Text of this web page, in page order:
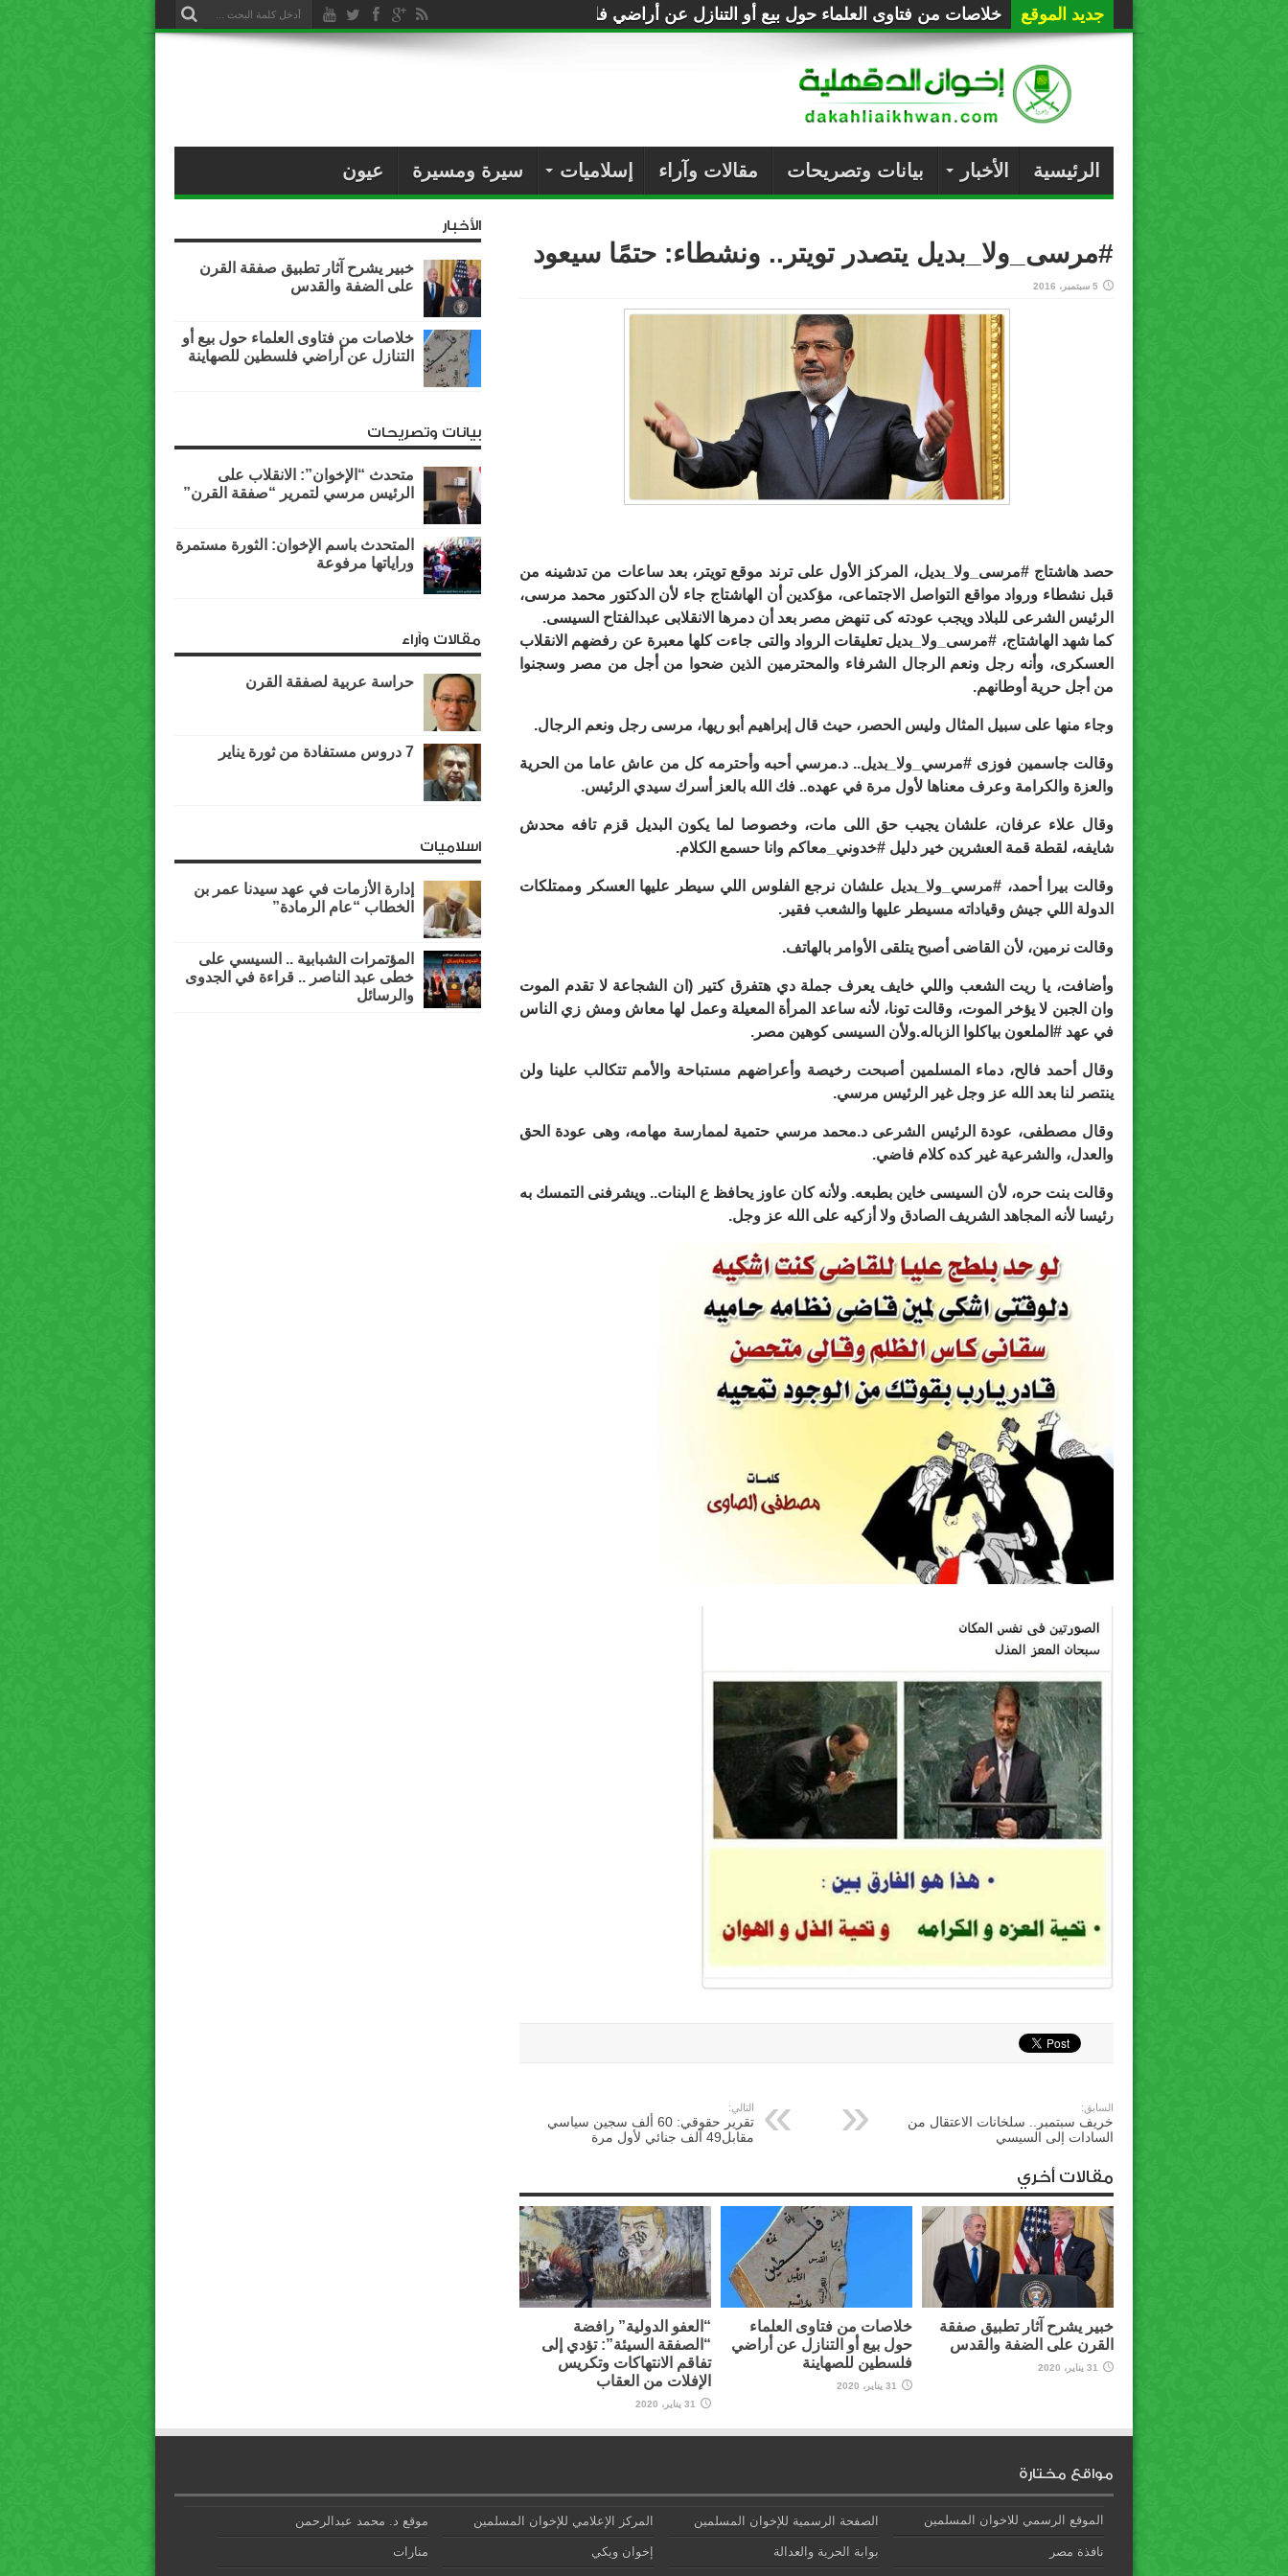
جديد الموقع خلاصات من فتاوى العلماء حول بيع أو التنازل عن أراضي فلسطين للصهاينة
الرئيسية الأخبار بيانات وتصريحات مقالات وآراء إسلاميات سيرة ومسيرة عيون
#مرسى_ولا_بديل يتصدر تويتر.. ونشطاء: حتمًا سيعود
5 سبتمبر، 2016
حصد هاشتاج #مرسى_ولا_بديل، المركز الأول على ترند موقع تويتر، بعد ساعات من تدشينه من
قبل نشطاء ورواد مواقع التواصل الاجتماعى، مؤكدين أن الهاشتاج جاء لأن الدكتور محمد مرسى،
الرئيس الشرعى للبلاد ويجب عودته كى تنهض مصر بعد أن دمرها الانقلابى عبدالفتاح السيسى.
كما شهد الهاشتاج، #مرسى_ولا_بديل تعليقات الرواد والتى جاءت كلها معبرة عن رفضهم الانقلاب
العسكرى، وأنه رجل ونعم الرجال الشرفاء والمحترمين الذين ضحوا من أجل من مصر وسجنوا
من أجل حرية أوطانهم.
وجاء منها على سبيل المثال وليس الحصر، حيث قال إبراهيم أبو ريها، مرسى رجل ونعم الرجال.
وقالت جاسمين فوزى #مرسي_ولا_بديل.. د.مرسي أحبه وأحترمه كل من عاش عاما من الحرية
والعزة والكرامة وعرف معناها لأول مرة في عهده.. فك الله بالعز أسرك سيدي الرئيس.
وقال علاء عرفان، علشان يجيب حق اللى مات، وخصوصا لما يكون البديل قزم تافه محدش
شايفه، لقطة قمة العشرين خير دليل #خدوني_معاكم وانا حسمع الكلام.
وقالت بيرا أحمد، #مرسي_ولا_بديل علشان نرجع الفلوس اللي سيطر عليها العسكر وممتلكات
الدولة اللي جيش وقياداته مسيطر عليها والشعب فقير.
وقالت نرمين، لأن القاضى أصبح يتلقى الأوامر بالهاتف.
وأضافت، يا ريت الشعب واللي خايف يعرف جملة دي هتفرق كتير (ان الشجاعة لا تقدم الموت
وان الجبن لا يؤخر الموت، وقالت تونا، لأنه ساعد المرأة المعيلة وعمل لها معاش ومش زي الناس
في عهد #الملعون بياكلوا الزباله.ولأن السيسى كوهين مصر.
وقال أحمد فالح، دماء المسلمين أصبحت رخيصة وأعراضهم مستباحة والأمم تتكالب علينا ولن
ينتصر لنا بعد الله عز وجل غير الرئيس مرسي.
وقال مصطفى، عودة الرئيس الشرعى د.محمد مرسي حتمية لممارسة مهامه، وهى عودة الحق
والعدل، والشرعية غير كده كلام فاضي.
وقالت بنت حره، لأن السيسى خاين بطبعه. ولأنه كان عاوز يحافظ ع البنات.. ويشرفنى التمسك به
رئيسا لأنه المجاهد الشريف الصادق ولا أزكيه على الله عز وجل.
السابق:
خريف سبتمبر.. سلخانات الاعتقال من
السادات إلى السيسي
التالي:
تقرير حقوقي: 60 ألف سجين سياسي
مقابل49 آلف جنائي لأول مرة
مقالات أخري
خبير يشرح آثار تطبيق صفقة
القرن على الضفة والقدس
31 يناير، 2020
خلاصات من فتاوى العلماء
حول بيع أو التنازل عن أراضي
فلسطين للصهاينة
31 يناير، 2020
“العفو الدولية” رافضة
“الصفقة السيئة”: تؤدي إلى
تفاقم الانتهاكات وتكريس
الإفلات من العقاب
31 يناير، 2020
الأخبار
خبير يشرح آثار تطبيق صفقة القرن
على الضفة والقدس
خلاصات من فتاوى العلماء حول بيع أو
التنازل عن أراضي فلسطين للصهاينة
بيانات وتصريحات
متحدث “الإخوان”: الانقلاب على
الرئيس مرسي لتمرير “صفقة القرن”
المتحدث باسم الإخوان: الثورة مستمرة
وراياتها مرفوعة
مقالات وآراء
حراسة عربية لصفقة القرن
7 دروس مستفادة من ثورة يناير
اسلاميات
إدارة الأزمات في عهد سيدنا عمر بن
الخطاب “عام الرمادة”
المؤتمرات الشبابية .. السيسي على
خطى عبد الناصر .. قراءة في الجدوى
والرسائل
مواقع مختارة
الموقع الرسمي للاخوان المسلمين الصفحة الرسمية للإخوان المسلمين المركز الإعلامي للإخوان المسلمين موقع د. محمد عبدالرحمن
نافذة مصر بوابة الحرية والعدالة إخوان ويكي منارات